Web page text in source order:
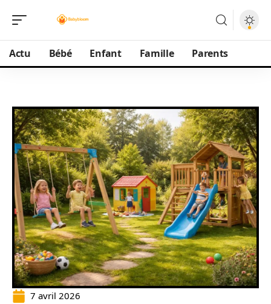
Actu Bébé Enfant Famille Parents
7 avril 2026